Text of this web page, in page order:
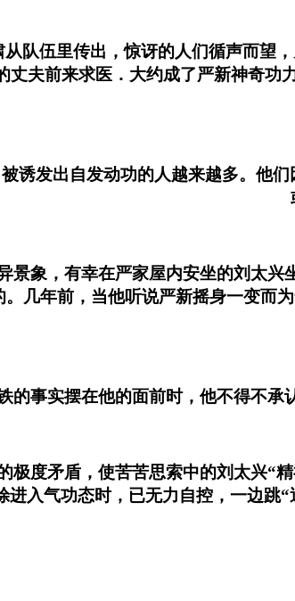
伍里传出，惊讶的人们循声而望，
丈夫前来求医．大约成了严新神奇
发出自发动功的人越来越多。他们
，有幸在严家屋内安坐的刘太兴
几年前，当他听说严新摇身一变而
实摆在他的面前时，他不得不承认
矛盾，使苦苦思索中的刘太兴“精
进入气功态时，已无力自控，一边跳